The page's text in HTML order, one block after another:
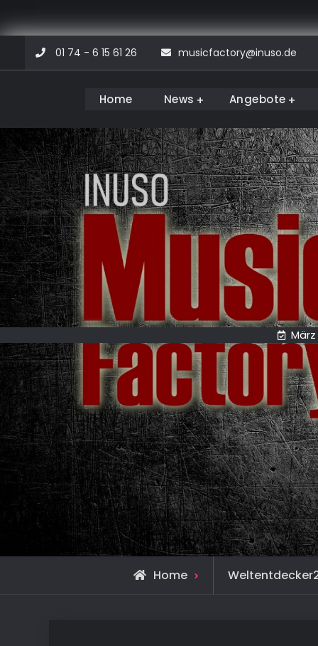
content
01 74 - 6 15 61 26 musicfactory@inuso.de
Musicfactory
Home News Angebote
März
Home